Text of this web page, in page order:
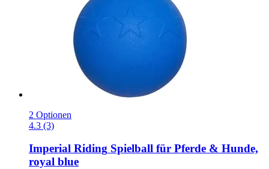
2 Optionen
4.3 (3)
Imperial Riding Spielball für Pferde & Hunde,
royal blue